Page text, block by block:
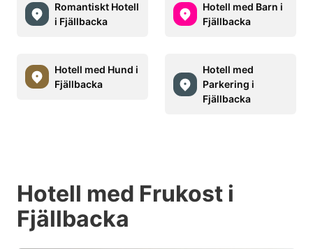
Romantiskt Hotell
i Fjällbacka
Hotell med Barn i
Fjällbacka
Hotell med Hund i
Fjällbacka
Hotell med
Parkering i
Fjällbacka
Hotell med Frukost i
Fjällbacka